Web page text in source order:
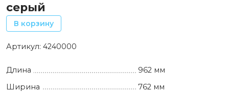
серый
В корзину
Артикул: 4240000
Длина
962 мм
Ширина
762 мм